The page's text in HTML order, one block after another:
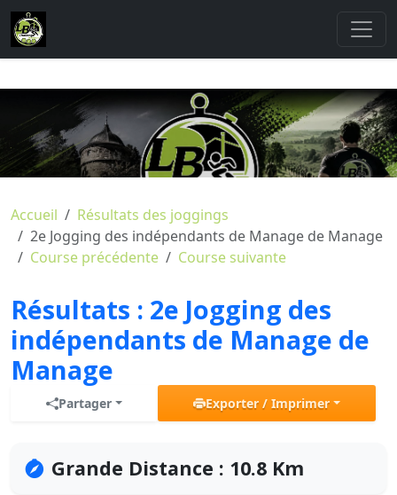
Accueil
Résultats des joggings
2e Jogging des indépendants de Manage de Manage
Course précédente
Course suivante
Résultats : 2e Jogging des
indépendants de Manage de
Manage
Partager Exporter / Imprimer
Grande Distance : 10.8 Km